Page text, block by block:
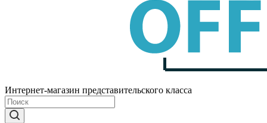
Интернет-магазин представительского класса